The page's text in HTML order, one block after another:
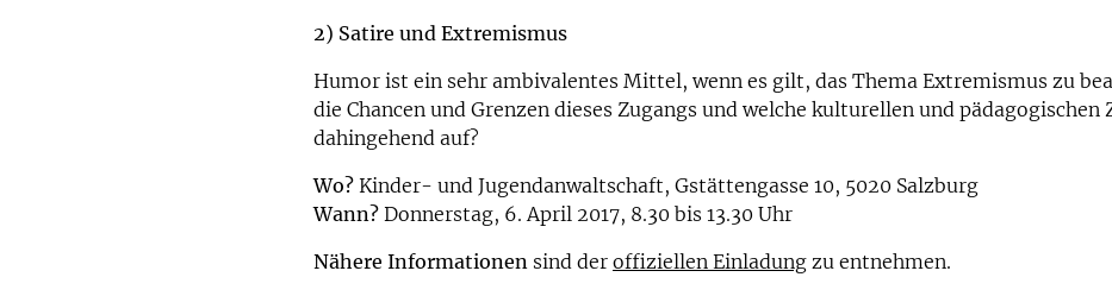
2) Satire und Extremismus
Humor ist ein sehr ambivalentes Mittel, wenn es gilt, das Thema Extremismus zu
die Chancen und Grenzen dieses Zugangs und welche kulturellen und pädagogischen
dahingehend auf?
Wo? Kinder- und Jugendanwaltschaft, Gstättengasse 10, 5020 Salzburg
Wann? Donnerstag, 6. April 2017, 8.30 bis 13.30 Uhr
Nähere Informationen sind der offiziellen Einladung zu entnehmen.